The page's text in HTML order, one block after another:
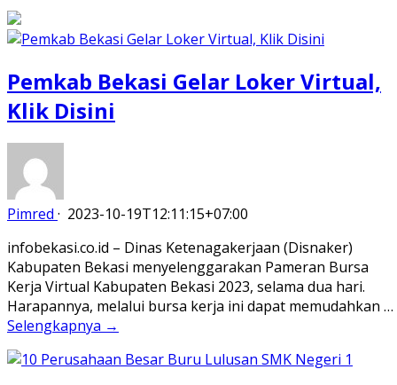
Pemkab Bekasi Gelar Loker Virtual,
Klik Disini
Pimred · 2023-10-19T12:11:15+07:00
infobekasi.co.id – Dinas Ketenagakerjaan (Disnaker)
Kabupaten Bekasi menyelenggarakan Pameran Bursa
Kerja Virtual Kabupaten Bekasi 2023, selama dua hari.
Harapannya, melalui bursa kerja ini dapat memudahkan …
Selengkapnya →